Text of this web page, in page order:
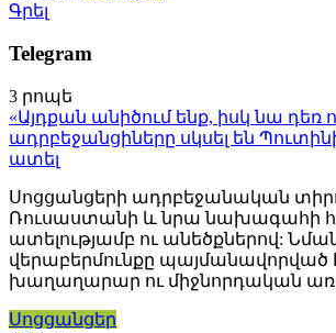
Գրել
Telegram
3 րոպե
«Այդքան անիծում ենք, իսկ նա դեռ
ադրբեջանցիները սկսել են
ատել
Սոցցանցերի ադրբեջանական
Ռուսաստանի և նրա նախագահի
ատելությամբ ու անեծքներով:
վերաբերմունքը պայմանավորված
խաղաղարար ու միջնորդական
Սոցցանցեր